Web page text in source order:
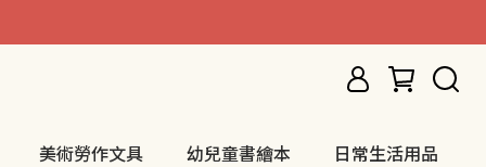
美術勞作文具 幼兒童書繪本
日常生活用品